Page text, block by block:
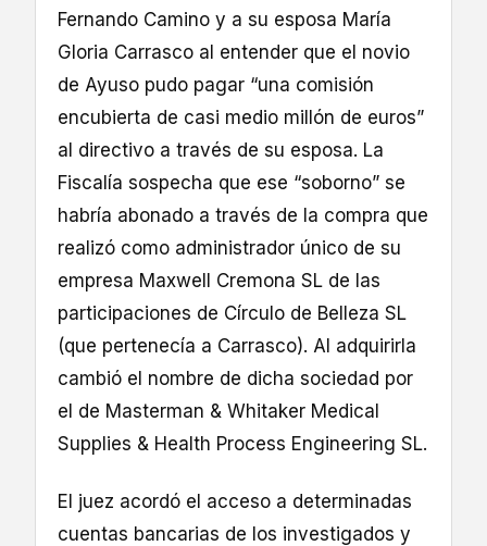
Fernando Camino y a su esposa María
Gloria Carrasco al entender que el novio
de Ayuso pudo pagar “una comisión
encubierta de casi medio millón de euros”
al directivo a través de su esposa. La
Fiscalía sospecha que ese “soborno” se
habría abonado a través de la compra que
realizó como administrador único de su
empresa Maxwell Cremona SL de las
participaciones de Círculo de Belleza SL
(que pertenecía a Carrasco). Al adquirirla
cambió el nombre de dicha sociedad por
el de Masterman & Whitaker Medical
Supplies & Health Process Engineering SL.
El juez acordó el acceso a determinadas
cuentas bancarias de los investigados y